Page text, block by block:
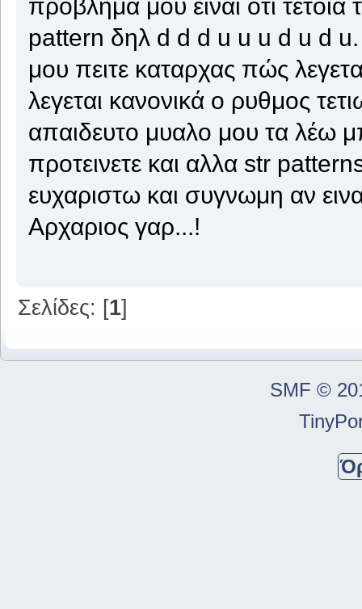
προβλημα μου ειναι οτι
pattern δηλ d d d u u u d u d
μου πειτε καταρχας πώς
λεγεται κανονικά ο ρυθμος
απαιδευτο μυαλο μου τα λέω
προτεινετε και αλλα str
ευχαριστω και συγνωμη αν
Αρχαριος γαρ...!
Σελίδες: [1]
SMF ©